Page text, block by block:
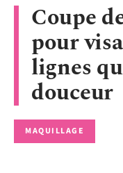
Coupe
pour
lignes
douceur
MAQUILLAGE